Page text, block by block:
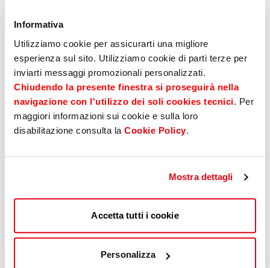
Informativa
Utilizziamo cookie per assicurarti una migliore
esperienza sul sito. Utilizziamo cookie di parti terze per
inviarti messaggi promozionali personalizzati.
Chiudendo la presente finestra si proseguirà nella
navigazione con l'utilizzo dei soli cookies tecnici. Per
maggiori informazioni sui cookie e sulla loro
disabilitazione consulta la Cookie Policy.
Mostra dettagli
Accetta tutti i cookie
Personalizza
Abwicklung Bußgelder
Versicherung